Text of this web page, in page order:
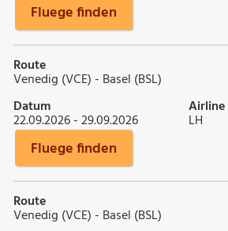
Fluege finden
Route
Venedig (VCE) - Basel (BSL)
Datum
22.09.2026 - 29.09.2026
Airline
LH
Fluege finden
Route
Venedig (VCE) - Basel (BSL)